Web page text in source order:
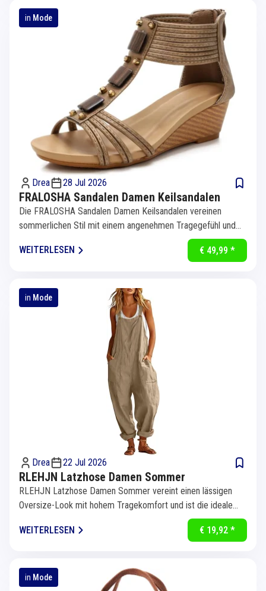
in Mode
Drea 28 Jul 2026
FRALOSHA Sandalen Damen Keilsandalen
Die FRALOSHA Sandalen Damen Keilsandalen vereinen
sommerlichen Stil mit einem angenehmen Tragegefühl und
WEITERLESEN
€ 49,99 *
in Mode
Drea 22 Jul 2026
RLEHJN Latzhose Damen Sommer
RLEHJN Latzhose Damen Sommer vereint einen lässigen
Oversize-Look mit hohem Tragekomfort und ist die ideale
WEITERLESEN
€ 19,92 *
in Mode